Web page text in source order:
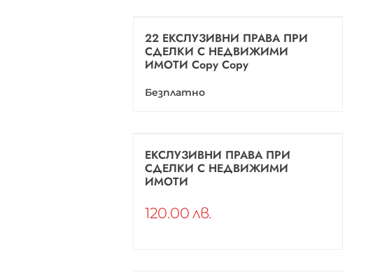
22 ЕКСЛУЗИВНИ ПРАВА ПРИ
СДЕЛКИ С НЕДВИЖИМИ
ИМОТИ Copy Copy
Безплатно
ЕКСЛУЗИВНИ ПРАВА ПРИ
СДЕЛКИ С НЕДВИЖИМИ
ИМОТИ
120.00 лв.